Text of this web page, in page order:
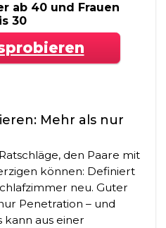
ab 40 und Frauen
30
Mehr als nur
den Paare mit
können: Definiert
neu. Guter
Penetration – und
kann aus einer